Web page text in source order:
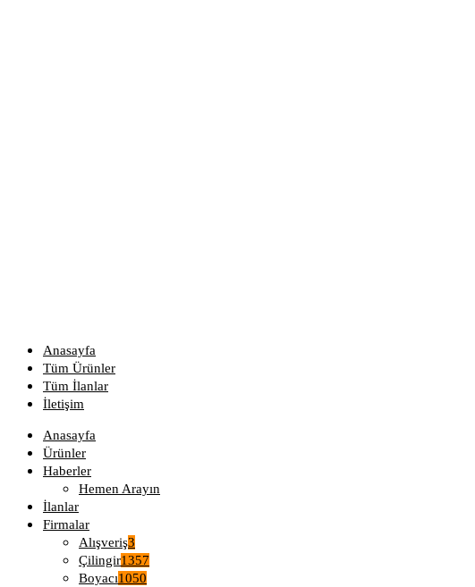
Anasayfa
Tüm Ürünler
Tüm İlanlar
İletişim
Anasayfa
Ürünler
Haberler
Hemen Arayın
İlanlar
Firmalar
Alışveriş3
Çilingir1357
Boyacı1050